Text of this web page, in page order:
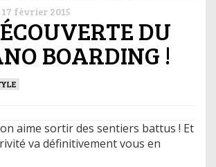
17 février 2015
DU
BOARDING !
on aime sortir des sentiers battus ! Et
va définitivement vous en